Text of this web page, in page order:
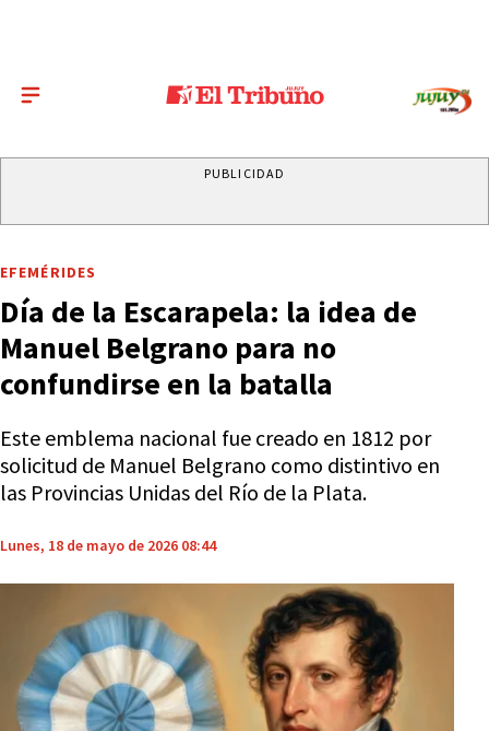
PUBLICIDAD
EFEMÉRIDES
Día de la Escarapela: la idea de
Manuel Belgrano para no
confundirse en la batalla
Este emblema nacional fue creado en 1812 por
solicitud de Manuel Belgrano como distintivo en
las Provincias Unidas del Río de la Plata.
Lunes, 18 de mayo de 2026 08:44